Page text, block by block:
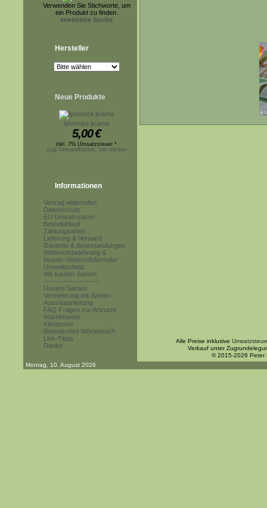
Verwenden Sie Stichworte, um
ein Produkt zu finden.
erweiterte Suche
Hersteller
Neue Produkte
Ipomoea jicama
5,00€
inkl. 7% Umsatzsteuer *
zzgl.Versandkosten, hier klicken
Informationen
Vertrag widerrufen
Datenschutz
EU Umsatzsteuer
Bestellablauf
Zahlungsarten
Lieferung & Versand
Garantie & Beanstandungen
Widerrufsbelehrung &
Muster-Widerrufsformular
Umweltschutz
Wir kaufen Samen
------------------------
Unsere Samen
Vermehrung mit Samen
Aussaatanleitung
FAQ-Fragen zur Anzucht
Warnhinweis
Klimazone
Botanisches Wörterbuch
Link-Tipps
Danke
Alle Preise inklusive
Verkauf unter
© 2015-2026 Peter
Montag, 10. August 2026